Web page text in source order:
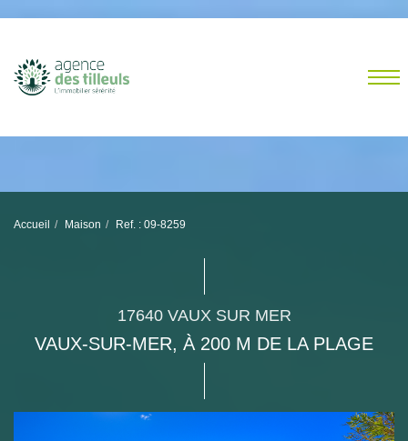
Accueil Maison Ref. : 09-8259
17640 VAUX SUR MER
VAUX-SUR-MER, À 200 M DE LA PLAGE